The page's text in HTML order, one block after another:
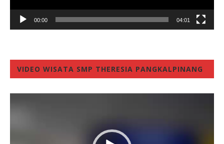
00:00 04:01
VIDEO WISATA SMP THERESIA PANGKALPINANG